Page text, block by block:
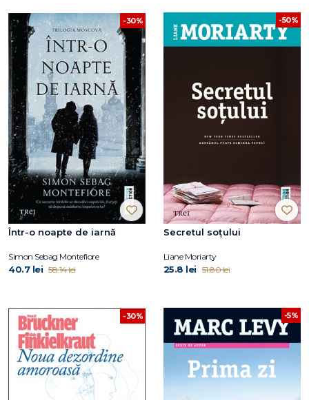
-30%
Într-o noapte de iarnă
Simon Sebag Montefiore
40.7 lei 58.14 lei
-50%
Secretul soţului
Liane Moriarty
25.8 lei 51.80 lei
-30% -5%